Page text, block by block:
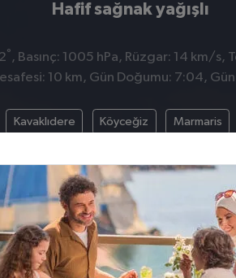
Hafif sağnak yağışlı
° , Basınç: 1005 hPa, Rüzgar: 14 km/s,
10 km, Gün Doğumu: 7:04, Gün
Kavaklıdere Köyceğiz Marmaris
BASINÇ RÜZGAR